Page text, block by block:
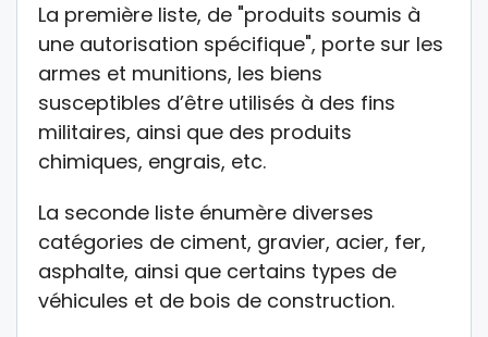
La première liste, de "produits soumis à
une autorisation spécifique", porte sur les
armes et munitions, les biens
susceptibles d’être utilisés à des fins
militaires, ainsi que des produits
chimiques, engrais, etc.
La seconde liste énumère diverses
catégories de ciment, gravier, acier, fer,
asphalte, ainsi que certains types de
véhicules et de bois de construction.